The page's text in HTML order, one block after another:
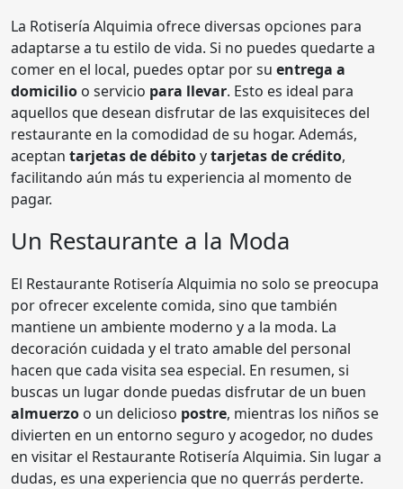
La Rotisería Alquimia ofrece diversas opciones para
adaptarse a tu estilo de vida. Si no puedes quedarte a
comer en el local, puedes optar por su entrega a
domicilio o servicio para llevar. Esto es ideal para
aquellos que desean disfrutar de las exquisiteces del
restaurante en la comodidad de su hogar. Además,
aceptan tarjetas de débitoytarjetas de crédito,
facilitando aún más tu experiencia al momento de
pagar.
Un Restaurante a la Moda
El Restaurante Rotisería Alquimia no solo se preocupa
por ofrecer excelente comida, sino que también
mantiene un ambiente moderno y a la moda. La
decoración cuidada y el trato amable del personal
hacen que cada visita sea especial. En resumen, si
buscas un lugar donde puedas disfrutar de un buen
almuerzo o un delicioso postre, mientras los niños se
divierten en un entorno seguro y acogedor, no dudes
en visitar el Restaurante Rotisería Alquimia. Sin lugar a
dudas, es una experiencia que no querrás perderte.